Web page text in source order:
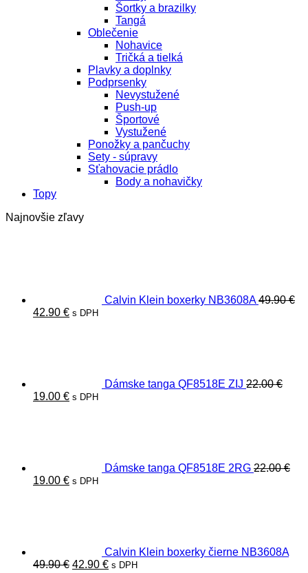
Šortky a brazilky
Tangá
Oblečenie
Nohavice
Tričká a tielká
Plavky a doplnky
Podprsenky
Nevystužené
Push-up
Športové
Vystužené
Ponožky a pančuchy
Sety - súpravy
Sťahovacie prádlo
Body a nohavičky
Topy
Najnovšie zľavy
Calvin Klein boxerky NB3608A 49.90€
Pôvodná
42.90 €Aktuálna
s DPH
Dámske tanga QF8518E ZIJ 22.00€
Pôvodná
19.00 €Aktuálna
s DPH
Dámske tanga QF8518E 2RG 22.00€
Pôvodná
19.00 €Aktuálna
s DPH
Calvin Klein boxerky čierne NB3608A
49.90€ Pôvodná
42.90 €Aktuálna
s DPH